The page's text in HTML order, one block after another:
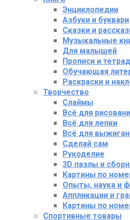
Энциклопедии
Азбуки и буквари
Сказки и
Музыкальные
Для малышей
Прописи и
Обучающая
Раскраски и
Творчество
Слаймы
Всё для
Всё для лепки
Всё для
Сделай сам
Рукоделие
3D пазлы и
Картины по
Опыты, наука и
Аппликации и
Картины по
Спортивные товары